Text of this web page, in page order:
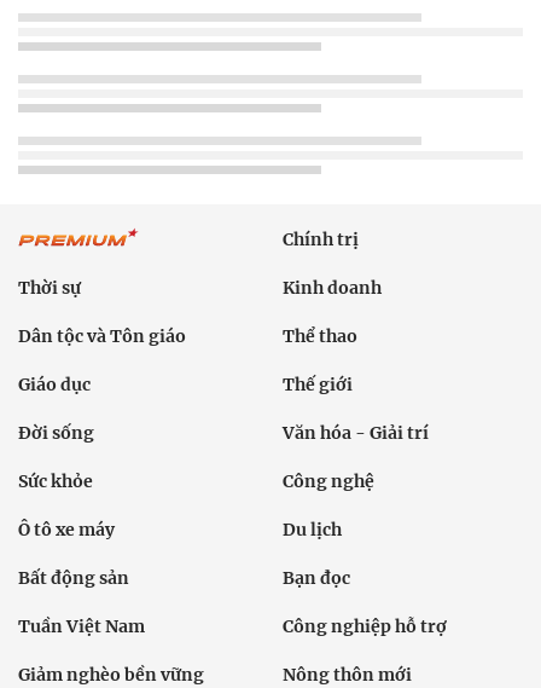
Chính trị
Thời sự Kinh doanh
Dân tộc và Tôn giáo Thể thao
Giáo dục Thế giới
Đời sống Văn hóa - Giải trí
Sức khỏe Công nghệ
Ô tô xe máy Du lịch
Bất động sản Bạn đọc
Tuần Việt Nam Công nghiệp hỗ trợ
Giảm nghèo bền vững Nông thôn mới